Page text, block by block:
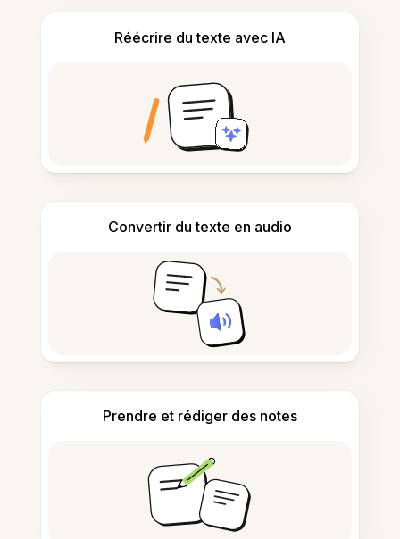
Réécrire du texte avec IA
Convertir du texte en audio
Prendre et rédiger des notes